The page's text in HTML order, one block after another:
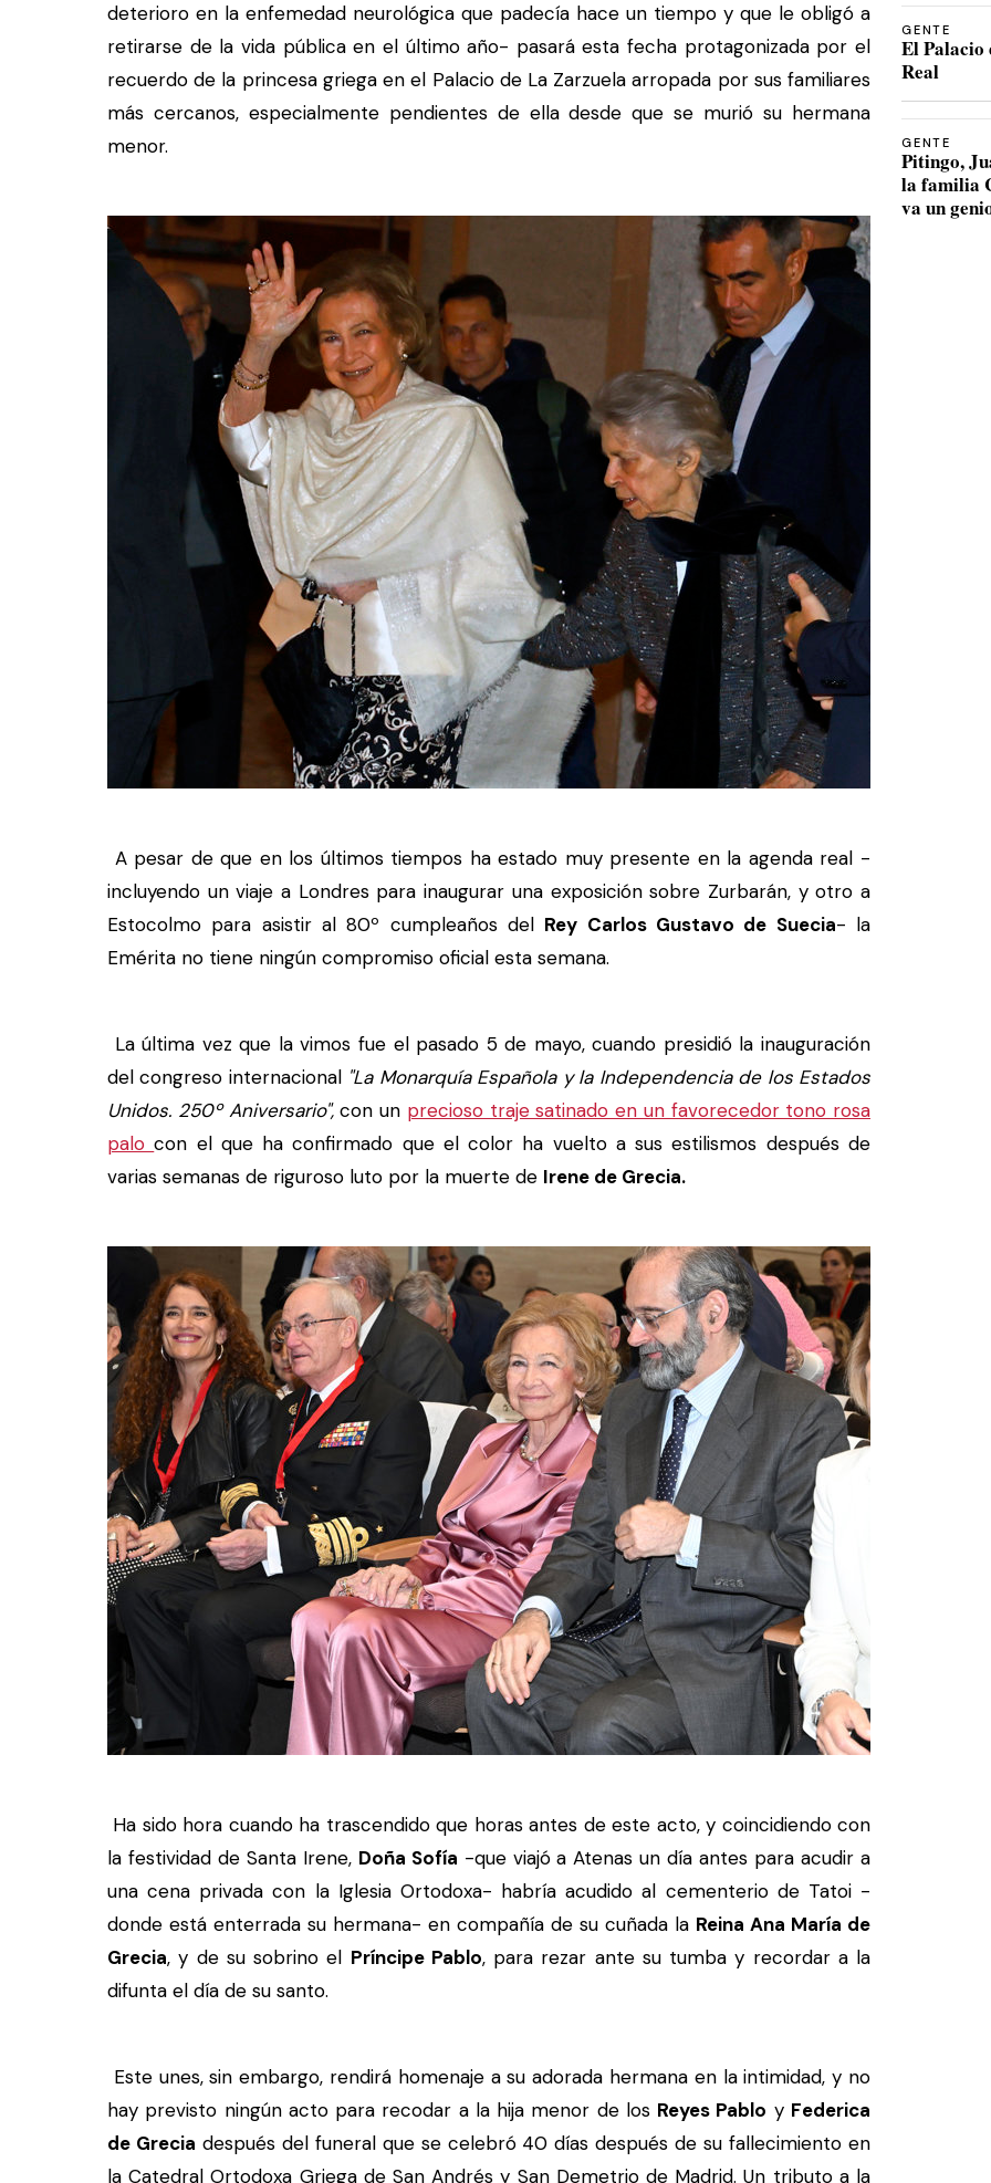
deterioro en la enfemedad neurológica que padecía hace un tiempo y que le obligó a
retirarse de la vida pública en el último año- pasará esta fecha protagonizada por el
recuerdo de la princesa griega en el Palacio de La Zarzuela arropada por sus familiares
más cercanos, especialmente pendientes de ella desde que se murió su hermana
menor.
A pesar de que en los últimos tiempos ha estado muy presente en la agenda real -
incluyendo un viaje a Londres para inaugurar una exposición sobre Zurbarán, y otro a
Estocolmo para asistir al 80º cumpleaños del Rey Carlos Gustavo de Suecia- la
Emérita no tiene ningún compromiso oficial esta semana.
La última vez que la vimos fue el pasado 5 de mayo, cuando presidió la inauguración
del congreso internacional "La Monarquía Española y la Independencia de los Estados
Unidos. 250º Aniversario",con un precioso traje satinado en un favorecedor tono rosa
palocon el que ha confirmado que el color ha vuelto a sus estilismos después de
varias semanas de riguroso luto por la muerte de Irene de Grecia.
Ha sido hora cuando ha trascendido que horas antes de este acto, y coincidiendo con
la festividad de Santa Irene, Doña Sofía -que viajó a Atenas un día antes para acudir a
una cena privada con la Iglesia Ortodoxa- habría acudido al cementerio de Tatoi -
donde está enterrada su hermana- en compañía de su cuñada la Reina Ana María de
Grecia, y de su sobrino el Príncipe Pablo, para rezar ante su tumba y recordar a la
difunta el día de su santo.
Este unes, sin embargo, rendirá homenaje a su adorada hermana en la intimidad, y no
hay previsto ningún acto para recodar a la hija menor de los Reyes Pablo y Federica
de Grecia después del funeral que se celebró 40 días después de su fallecimiento en
la Catedral Ortodoxa Griega de San Andrés y San Demetrio de Madrid. Un tributo a la
GENTE
El
Real
GENTE
Pitingo,
la familia
va un